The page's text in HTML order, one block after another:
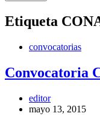
Etiqueta
convocatorias
Convocatoria
editor
mayo 13, 2015